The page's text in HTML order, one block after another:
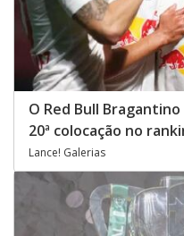
O Red Bull
20ª colocação no
Lance! Galerias